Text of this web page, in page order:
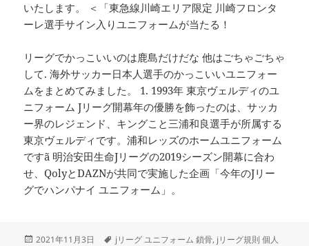
いたします。 ＜「東急線川崎エリア限定 川崎フロンタ
ーレ選手サイン入りユニフォームが当たる！
リーグでかっこいいのは鹿島だけだな 他はごちゃごちゃ
して. 海外サッカー日本人選手のかっこいいユニフォー
ムをまとめてみました。 1. 1993年 東京ヴェルディのユ
ニフォーム Jリーグ開幕年の優勝を飾ったのは、サッカ
ー界のレジェンド、キングこと三浦和良選手が所属する
東京ヴェルディです。浦和レッズのホームユニフォーム
ですã 明治安田生命Jリーグの2019シーズン開幕に合わ
せ、QolyとDAZNが共同で実施した企画「今年のJリー
グでハンパナイ ユニフォーム」。
投
2021年11月3日
タ
jリーグ ユニフォーム 鎖骨, jリーグ規則 個人